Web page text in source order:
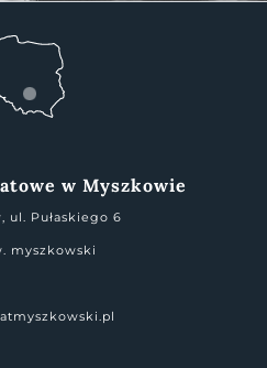
w Myszkowie
ul. Pułaskiego 6
myszkowski